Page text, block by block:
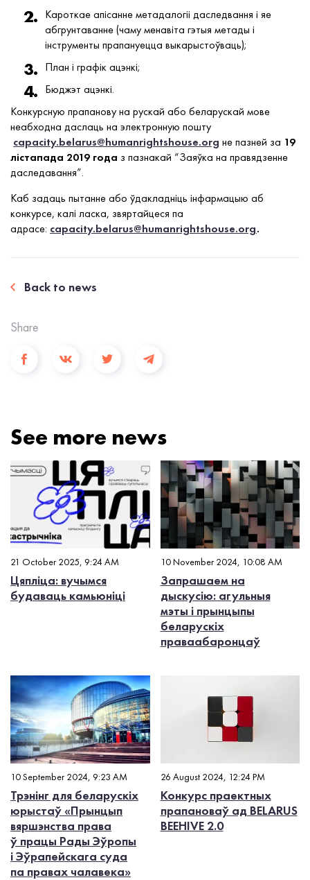
Кароткае апісанне метадалогіі даследвання і яе
абгрунтаванне (чаму менавіта гэтыя метады і
інструменты прапануецца выкарыстоўваць);
План і графік ацэнкі;
Бюджэт ацэнкі.
Конкурсную прапанову на рускай або беларускай мове
неабходна даслаць на электронную пошту
capacity.belarus@humanrightshouse.org не пазней за 19
лістапада 2019 года з пазнакай “Заяўка на правядзенне
даследавання”.
Каб задаць пытанне або ўдакладніць інфармацыю аб
конкурсе, калі ласка, звяртайцеся па
адрасе: capacity.belarus@humanrightshouse.org.
Back to news
Share
See more news
21 October 2025, 9:24 AM
Цяпліца: вучымся
будаваць камьюніці
10 November 2024, 10:08 AM
Запрашаем на
дыскусію: агульныя
мэты і прынцыпы
беларускіх
праваабаронцаў
10 September 2024, 9:23 AM
Трэнінг для беларускіх
юрыстаў «Прынцып
вяршэнства права
ў працы Рады Эўропы
і Эўрапейскага суда
па правах чалавека»
26 August 2024, 12:24 PM
Конкурс праектных
прапановаў ад BELARUS
BEEHIVE 2.0